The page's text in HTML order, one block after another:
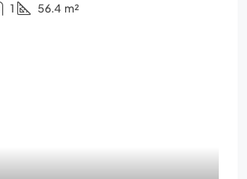
1 56.4 m²